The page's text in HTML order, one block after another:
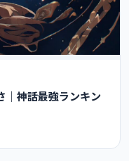
｜神話最強ランキン